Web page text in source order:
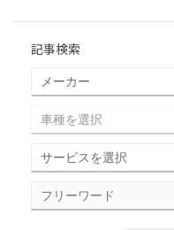
記事検索